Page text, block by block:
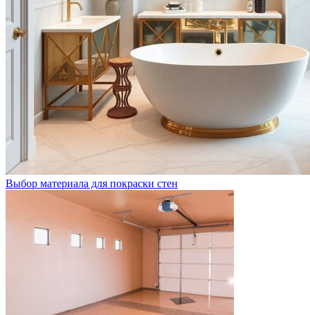
Выбор материала для покраски стен